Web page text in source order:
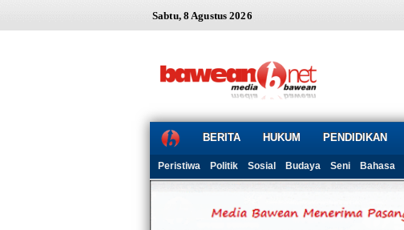
Sabtu, 8 Agustus 2026
BERITA HUKUM PENDIDIKAN
Peristiwa Politik Sosial Budaya Seni Bahasa